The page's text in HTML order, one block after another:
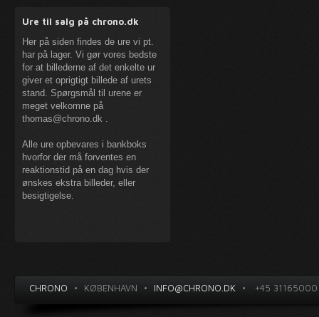
Ure til salg på chrono.dk
Her på siden findes de ure vi pt.
har på lager. Vi gør vores bedste
for at billederne af det enkelte ur
giver et oprigtigt billede af urets
stand. Spørgsmål til urene er
meget velkomne på
thomas@chrono.dk .
Alle ure opbevares i bankboks
hvorfor der må forventes en
reaktionstid på en dag hvis der
ønskes ekstra billeder, eller
besigtigelse.
CHRONO • KØBENHAVN • INFO@CHRONO.DK • +45 31165000